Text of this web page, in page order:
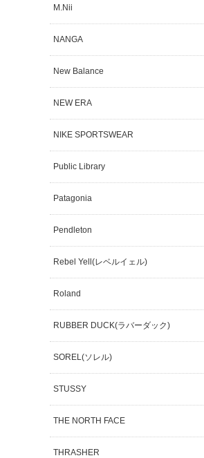
M.Nii
NANGA
New Balance
NEW ERA
NIKE SPORTSWEAR
Public Library
Patagonia
Pendleton
Rebel Yell(レベルイェル)
Roland
RUBBER DUCK(ラバーダック)
SOREL(ソレル)
STUSSY
THE NORTH FACE
THRASHER